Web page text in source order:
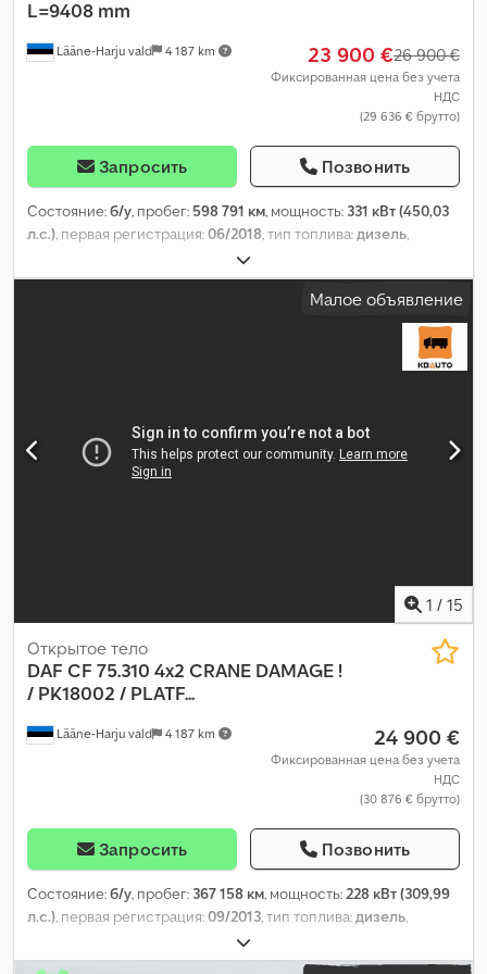
Lääne-Harju vald 4 187 km
L=9408 mm
23 900 €26 900 €
Фиксированная цена без учета
НДС
(29 636 € брутто)
Запросить Позвонить
Состояние:б/у, пробег: 598 791 км, мощность: 331 кВт (450,03
л.с.) , первая регистрация:06/2018 , тип топлива:дизель
, колесная база:
дизель, кабина водителя:спальный отсек (кабина), тип
, класс выбросов:Евро 6,
, общая
, длина грузового
2 500
компьютер, кондиционер, круиз-контроль, отопитель
стояночный, подогрев сиденья, центральный замок,
электрорегулировка стекол, электрорегулируемое
Малое объявление
1 / 15
Lääne-Harju vald 4 187 km
Открытое тело
DAF CF 75.310 4x2 CRANE DAMAGE !
/ PK18002 / PLATF...
24 900 €
Фиксированная цена без учета
НДС
(30 876 € брутто)
Запросить Позвонить
Состояние:б/у, пробег: 367 158 км, мощность:228 кВт (309,99
л.с.), первая регистрация:09/2013, тип топлива:дизель,
, колесная база:
дизель, тип передачи:автоматический, класс выбросов:Евро